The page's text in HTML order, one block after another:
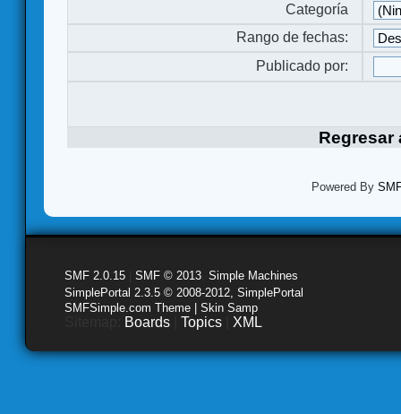
Categoría
Rango de fechas:
Publicado por:
Regresar
Powered By
SMF 2.0.15 SMF © 2013 Simple Machines
SimplePortal 2.3.5 © 2008-2012, SimplePortal
SMFSimple.com Theme | Skin Samp
Boards Topics XML